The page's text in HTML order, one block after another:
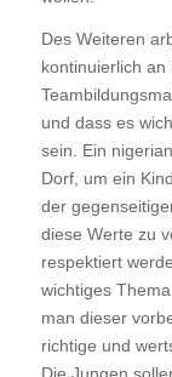
Des Weiteren
kontinuierlich
und dass es
sein. Ein
Dorf, um ein
der
diese Werte zu
respektiert
wichtiges
man dieser
richtige und